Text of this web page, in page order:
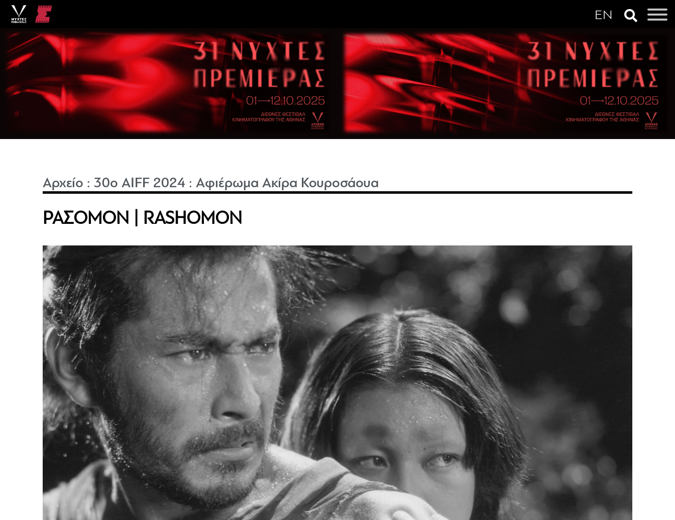
Αρχείο :30o AIFF 2024 :Αφιέρωμα Ακίρα Κουροσάουα
ΡΑΣΟΜΟΝ | RASHOMON